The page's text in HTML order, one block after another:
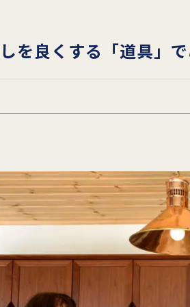
を良くする「道具」